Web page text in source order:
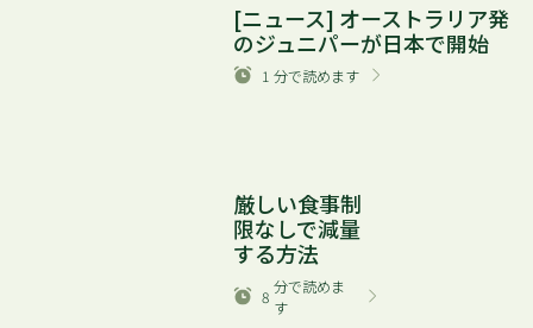
[ニュース] オーストラリア発
のジュニパーが日本で開始
1 分で読めます
厳しい食事制
限なしで減量
する方法
8
分で読めま
す